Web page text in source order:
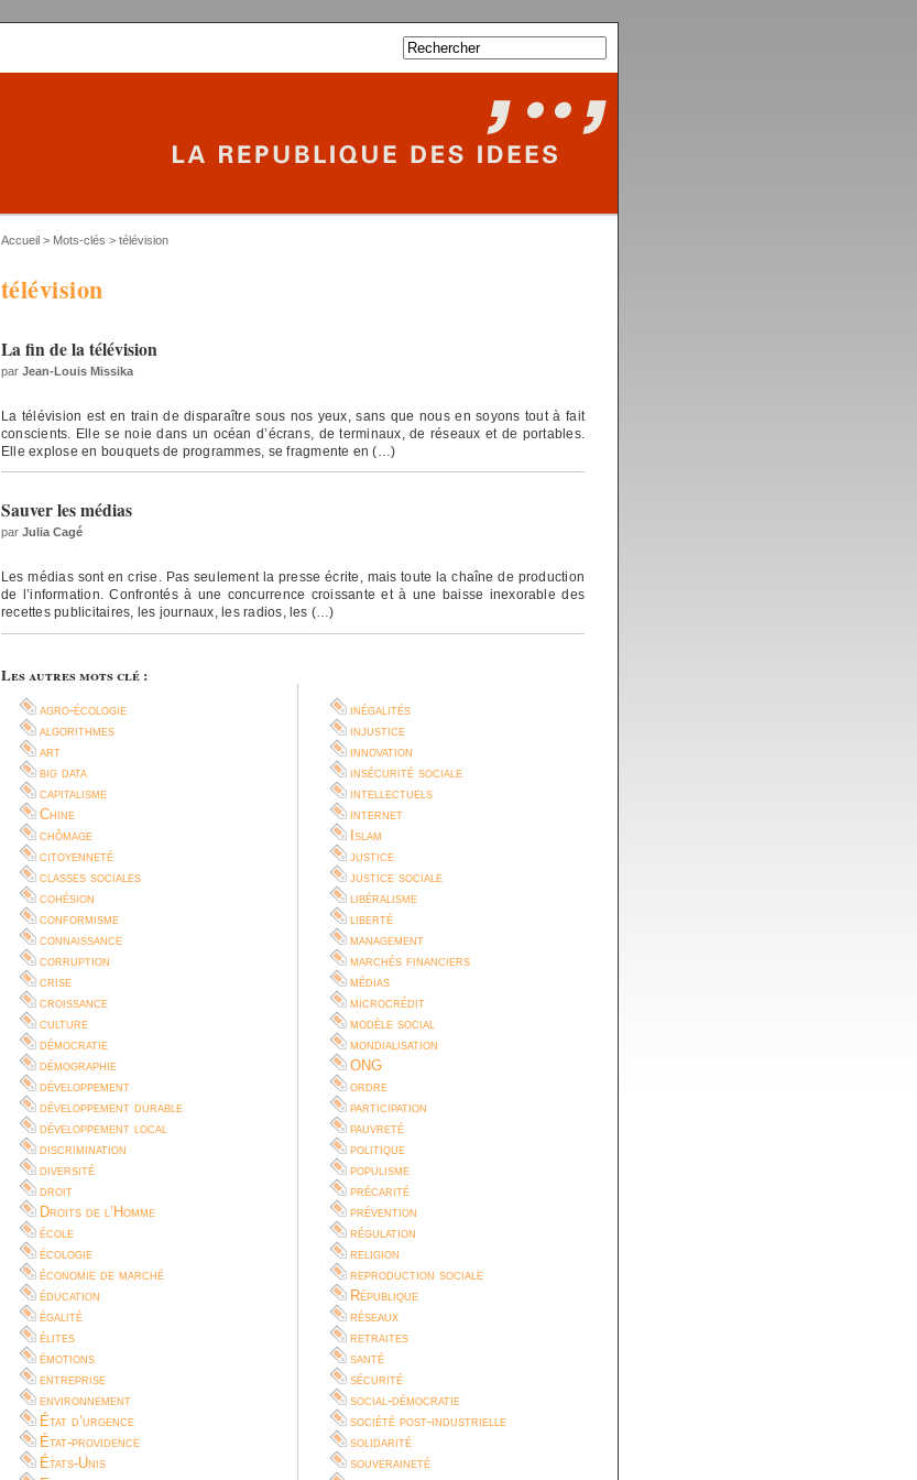
Accueil > Mots-clés > télévision
télévision
La fin de la télévision
par Jean-Louis Missika
La télévision est en train de disparaître sous nos yeux, sans que nous en soyons tout à fait
conscients. Elle se noie dans un océan d’écrans, de terminaux, de réseaux et de portables.
Elle explose en bouquets de programmes, se fragmente en (…)
Sauver les médias
par Julia Cagé
Les médias sont en crise. Pas seulement la presse écrite, mais toute la chaîne de production
de l’information. Confrontés à une concurrence croissante et à une baisse inexorable des
recettes publicitaires, les journaux, les radios, les (…)
Les autres mots clé :
agro-écologie
algorithmes
art
big data
capitalisme
Chine
chômage
citoyenneté
classes sociales
cohésion
conformisme
connaissance
corruption
crise
croissance
culture
démocratie
démographie
développement
développement durable
développement local
discrimination
diversité
droit
Droits de l’Homme
école
écologie
économie de marché
éducation
égalité
élites
émotions
entreprise
environnement
État d’urgence
État-providence
États-Unis
inégalités
injustice
innovation
insécurité sociale
intellectuels
internet
Islam
justice
justice sociale
libéralisme
liberté
management
marchés financiers
médias
microcrédit
modèle social
mondialisation
ONG
ordre
participation
pauvreté
politique
populisme
précarité
prévention
régulation
religion
reproduction sociale
République
réseaux
retraites
santé
sécurité
social-démocratie
société post-industrielle
solidarité
souveraineté